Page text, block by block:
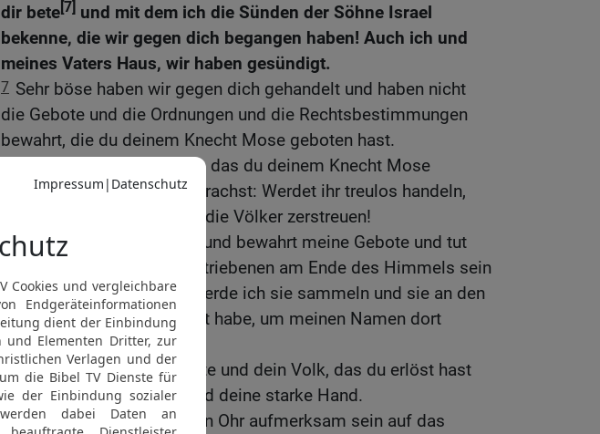
dir bete[7] und mit dem ich die Sünden der Söhne Israel
bekenne, die wir gegen dich begangen haben! Auch ich und
meines Vaters Haus, wir haben gesündigt.
7 Sehr böse haben wir gegen dich gehandelt und haben nicht
die Gebote und die Ordnungen und die Rechtsbestimmungen
bewahrt, die du deinem Knecht Mose geboten hast.
Denke doch an das Wort, das du deinem Knecht Mose
geboten hast, indem du sprachst: Werdet ihr treulos handeln,
dann werde ich euch unter die Völker zerstreuen!
9 Kehrt ihr aber zu mir um und bewahrt meine Gebote und tut
sie – wenn {auch} eure Vertriebenen am Ende des Himmels sein
sollten, {selbst} von dort werde ich sie sammeln und sie an den
Ort bringen, den ich erwählt habe, um meinen Namen dort
wohnen zu lassen!
10 Sie sind ja deine Knechte und dein Volk, das du erlöst hast
durch deine große Kraft und deine starke Hand.
11 Ach, Herr, lass doch dein Ohr aufmerksam sein auf das